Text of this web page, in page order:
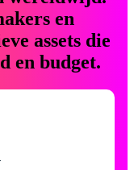
en
assets die
en budget.